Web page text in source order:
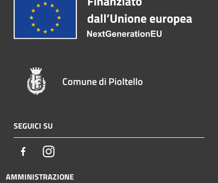
Comune di Pioltello
SEGUICI SU
FacebookInstagram
AMMINISTRAZIONE